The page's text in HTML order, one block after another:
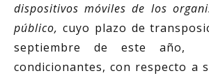
dispositivos móviles de los
público, cuyo plazo de
septiembre de este año,
condicionantes, con respecto a